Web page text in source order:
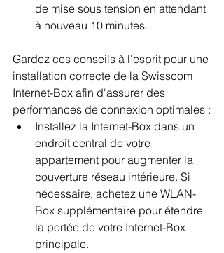
de mise sous tension en attendant
à nouveau 10 minutes.
Gardez ces conseils à l'esprit pour une
installation correcte de la Swisscom
Internet-Box afin d'assurer des
performances de connexion optimales :
Installez la Internet-Box dans un
endroit central de votre
appartement pour augmenter la
couverture réseau intérieure. Si
nécessaire, achetez une WLAN-
Box supplémentaire pour étendre
la portée de votre Internet-Box
principale.